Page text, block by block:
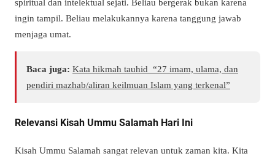
spiritual dan intelektual sejati. Beliau bergerak bukan karena
ingin tampil. Beliau melakukannya karena tanggung jawab
menjaga umat.
Baca juga: Kata hikmah tauhid “27 imam, ulama, dan
pendiri mazhab/aliran keilmuan Islam yang terkenal”
Relevansi Kisah Ummu Salamah Hari Ini
Kisah Ummu Salamah sangat relevan untuk zaman kita. Kita